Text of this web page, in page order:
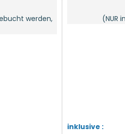
werden,
(NUR
inklusive :